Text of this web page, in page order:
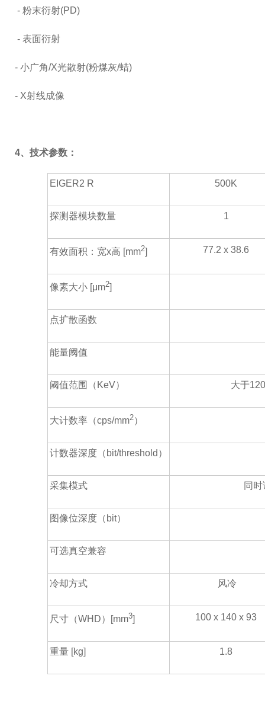
- 粉末衍射(PD)
- 表面衍射
- 小广角/X光散射(粉煤灰/蜡)
- X射线成像
4、 技术参数 ：
EIGER2 R 500K
探测器模块数量 1
有效面积：宽x高 [mm2] 77.2 x 38.6
像素大小 [μm2]
点扩散函数
能量阈值
阈值范围（KeV） 大于
大计数率（cps/mm2）
计数器深度（bit/threshold）
采集模式 同
图像位深度（bit）
可选真空兼容
冷却方式 风冷
尺寸（WHD）[mm3] 100 x 140 x 93
重量 [kg] 1.8